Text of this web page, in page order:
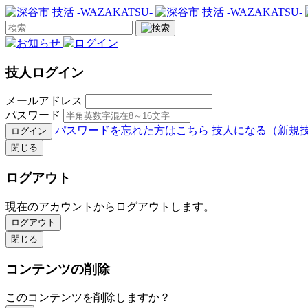
技人ログイン
メールアドレス
パスワード
ログイン パスワードを忘れた方はこちら 技人になる（新規
閉じる
ログアウト
現在のアカウントからログアウトします。
ログアウト
閉じる
コンテンツの削除
このコンテンツを削除しますか？